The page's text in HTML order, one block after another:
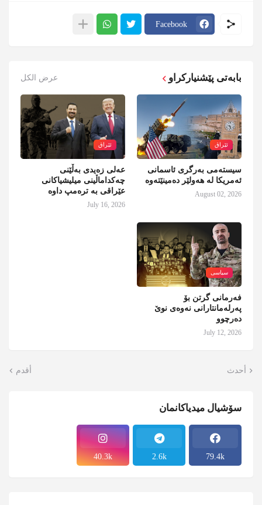
Facebook
بابەتی پێشنیارکراو عرض الكل
ئێراق
سیستەمی بەرگری ئاسمانی
ئەمریکا لە هەولێر دەمینێتەوە
August 02, 2026
ئێراق
عەلی زەیدی بەڵێنی
چەکداماڵینی میلیشیاکانی
عێراقی بە ترەمپ داوە
July 16, 2026
سیاسی
فەرمانی گرتن بۆ
پەرلەمانتارانی نەوەی نوێ
دەرچوو
July 12, 2026
أحدث أقدم
سۆشیال میدیاکانمان
79.4k
2.6k
40.3k